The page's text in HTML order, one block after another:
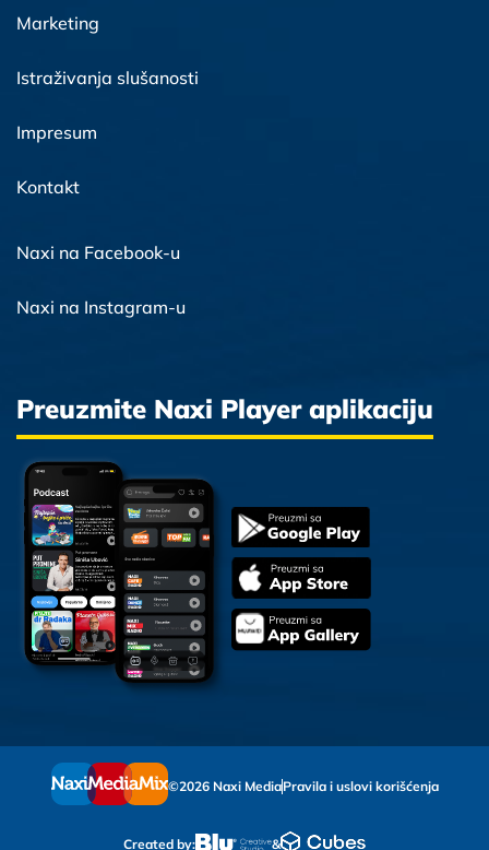
Marketing
Istraživanja slušanosti
Impresum
Kontakt
Naxi na Facebook-u
Naxi na Instagram-u
Preuzmite Naxi Player aplikaciju
©2026 Naxi MediaPravila i uslovi korišćenja
Created by: &